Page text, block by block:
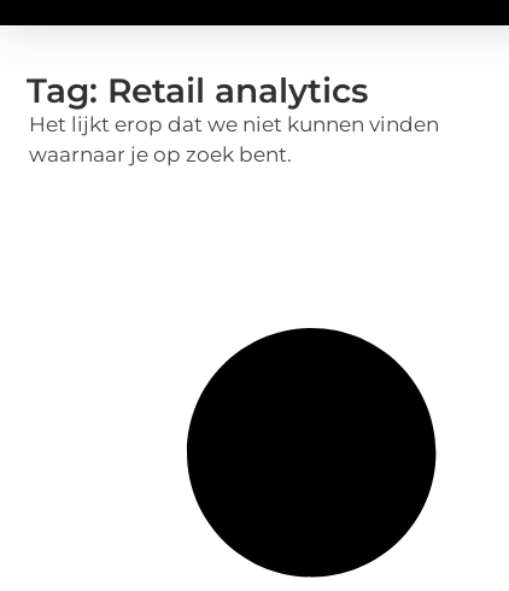
Tag: Retail analytics
Het lijkt erop dat we niet kunnen vinden
waarnaar je op zoek bent.